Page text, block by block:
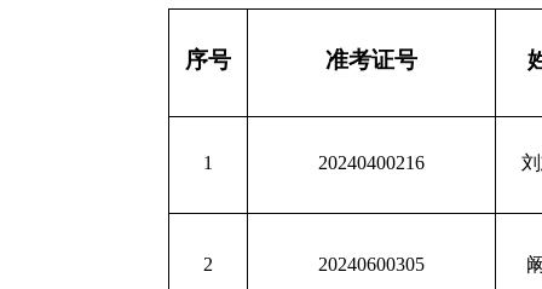
序号 准考证号
1 20240400216
2 20240600305